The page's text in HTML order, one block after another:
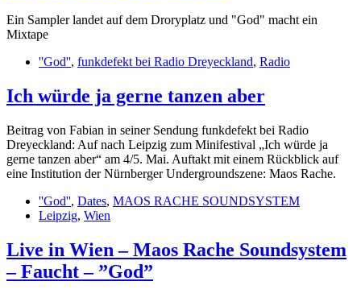
Ein Sampler landet auf dem Droryplatz und "God" macht ein
Mixtape
''God'', funkdefekt bei Radio Dreyeckland, Radio
Ich würde ja gerne tanzen aber
Beitrag von Fabian in seiner Sendung funkdefekt bei Radio
Dreyeckland: Auf nach Leipzig zum Minifestival „Ich würde ja
gerne tanzen aber“ am 4/5. Mai. Auftakt mit einem Rückblick auf
eine Institution der Nürnberger Undergroundszene: Maos Rache.
''God'', Dates, MAOS RACHE SOUNDSYSTEM
Leipzig, Wien
Live in Wien – Maos Rache Soundsystem
– Faucht – ”God”